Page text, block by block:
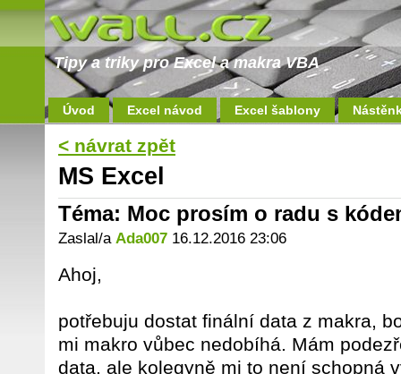
Tipy a triky pro Excel a makra VBA
Úvod Excel návod Excel šablony
< návrat zpět
MS Excel
Téma: Moc prosím o radu s
Zaslal/a Ada007 16.12.2016 23:06
Ahoj,
potřebuju dostat finální data z makra,
mi makro vůbec nedobíhá. Mám
data, ale kolegyně mi to není schopná